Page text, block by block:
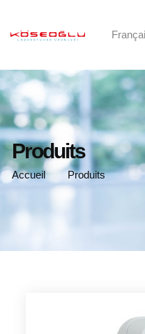
Produits
Accueil Produits